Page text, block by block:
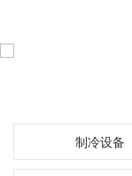
制冷设备